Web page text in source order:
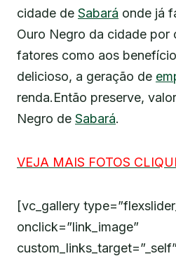
cidade de Sabará onde já
Ouro Negro da cidade por
fatores como aos
delicioso, a geração de
renda.Então preserve,
Negro de Sabará.
VEJA MAIS FOTOS
[vc_gallery
onclick=”link_image”